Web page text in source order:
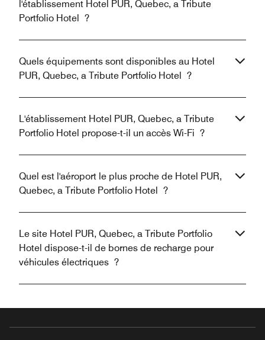
l'établissement Hotel PUR, Quebec, a Tribute
Portfolio Hotel ?
Quels équipements sont disponibles au Hotel
PUR, Quebec, a Tribute Portfolio Hotel ?
L'établissement Hotel PUR, Quebec, a Tribute
Portfolio Hotel propose-t-il un accès Wi-Fi ?
Quel est l'aéroport le plus proche de Hotel PUR,
Quebec, a Tribute Portfolio Hotel ?
Le site Hotel PUR, Quebec, a Tribute Portfolio
Hotel dispose-t-il de bornes de recharge pour
véhicules électriques ?